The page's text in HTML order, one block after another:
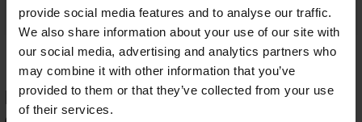
provide social media features and to analyse our traffic.
We also share information about your use of our site with
our social media, advertising and analytics partners who
may combine it with other information that you’ve
provided to them or that they’ve collected from your use
of their services.
HODNOCENÍ PRODUKTU Podprsenka